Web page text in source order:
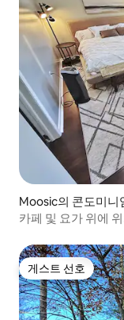
Moosic의 콘도미니
카페 및 요가 위에
게스트 선호
게스트 선호